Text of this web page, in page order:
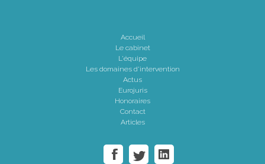
Accueil
Le cabinet
L'équipe
Les domaines d'intervention
Actus
Eurojuris
Honoraires
Contact
Articles